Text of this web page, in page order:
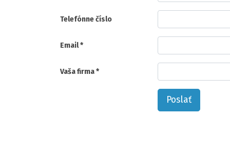
Telefónne číslo
Email
Vaša firma
Poslať